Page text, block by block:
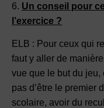
6. Un conseil pour
l’exercice ?
ELB : Pour ceux qui
faut y aller de
vue que le but du jeu,
pas d’être le premier
scolaire, avoir du